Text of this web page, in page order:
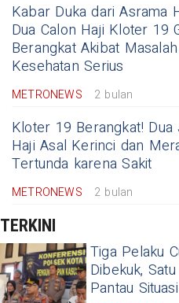
Kabar Duka dari Asrama
Dua Calon Haji Kloter 19
Berangkat Akibat Masalah
Kesehatan Serius
METRONEWS 2 bulan
Kloter 19 Berangkat! Dua
Haji Asal Kerinci dan
Tertunda karena Sakit
METRONEWS 2 bulan
TERKINI
Tiga Pelaku
Dibekuk,
Pantau Situasi